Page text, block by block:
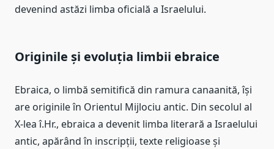
devenind astăzi limba oficială a Israelului.
Originile și evoluția limbii ebraice
Ebraica, o limbă semitifică din ramura canaanită, își
are originile în Orientul Mijlociu antic. Din secolul al
X-lea î.Hr., ebraica a devenit limba literară a Israelului
antic, apărând în inscripții, texte religioase și